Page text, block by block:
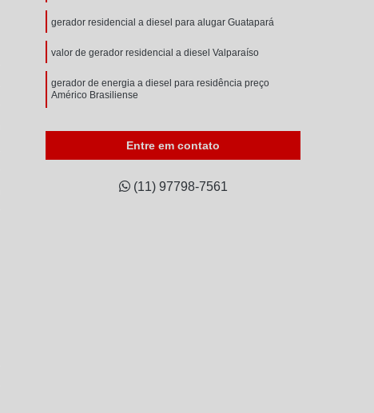
gerador residencial a diesel para alugar Guatapará
valor de gerador residencial a diesel Valparaíso
gerador de energia a diesel para residência preço
Américo Brasiliense
Entre em contato
(11) 97798-7561